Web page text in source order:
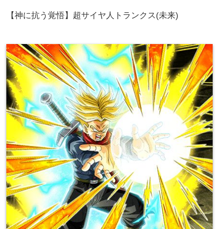
【神に抗う覚悟】超サイヤ人トランクス(未来)